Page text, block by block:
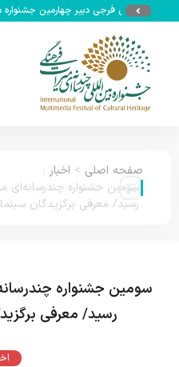
فرجی دبیر چهارمین جشنواره میراث
صفحه اصلی > اخبار :
سومین جشنواره چندرسانه‌ای
رسید/ معرفی برگزیدگان
سومین جشنواره
رسید/ معرفی